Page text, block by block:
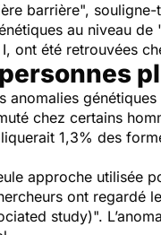
barrière", souligne-
au niveau de
ont été retrouvées
anomalies
chez certains
1,3% des
approche utilisée
ont regardé
study)".